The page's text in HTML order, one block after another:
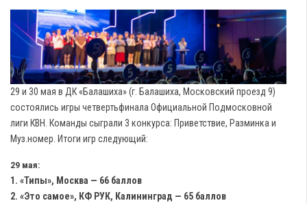
29 и 30 мая в ДК «Балашиха» (г. Балашиха, Московский проезд 9)
состоялись игры четвертьфинала Официальной Подмосковной
лиги КВН. Команды сыграли 3 конкурса: Приветствие, Разминка и
Муз.номер. Итоги игр следующий:
29 мая:
1. «Типы», Москва — 66 баллов
2. «Это самое», КФ РУК, Калининград — 65 баллов